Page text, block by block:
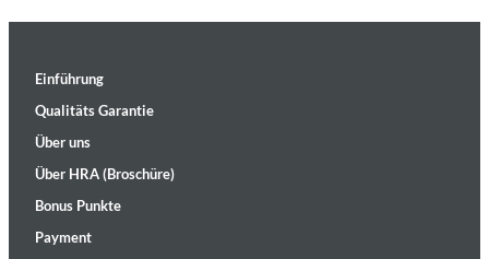
Einführung
Qualitäts Garantie
Über uns
Über HRA (Broschüre)
Bonus Punkte
Payment